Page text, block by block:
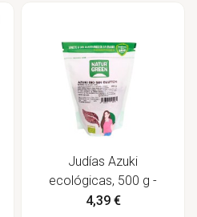
Judías Azuki
ecológicas, 500 g -
Naturgreen
4,39 €